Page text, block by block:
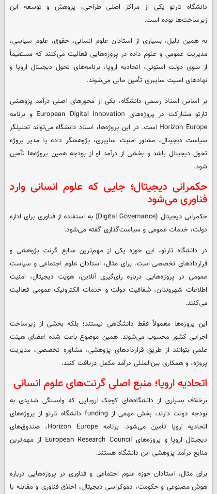
دانشگاه تارتو یکی از مراکز اصلی طراحی، پژوهش و توسعه این
زیرساخت‌ها بوده است.
به همین دلیل، بسیاری از استادان علوم انسانی، حقوق، علوم سیاسی،
مدیریت عمومی و علوم داده در پروژه‌هایی فعالیت می‌کنند که مستقیماً
از سوی دولت استونی، اتحادیه اروپا، برنامه‌های تحول دیجیتال اروپا و
نهادهای امنیت سایبری تأمین مالی می‌شوند.
بر اساس اسناد رسمی دانشگاه، یکی از محورهای اصلی درآمد پژوهشی
تارتو مشارکت در پروژه‌های European Digital Innovation و برنامه
Horizon Europe است. در این پروژه‌ها، استاد دانشگاه می‌تواند تحلیلگر
سیاست دیجیتال، مشاور امنیت سایبری، پژوهشگر داده یا مدیر پروژه
تحول دیجیتال باشد و بخشی از درآمد او از بودجه همین پروژه‌ها تأمین
شود.
حکمرانی دیجیتال؛ جایی که علوم انسانی وارد
فناوری می‌شود
حکمرانی دیجیتال (Digital Governance) به استفاده از فناوری برای اداره
دولت، خدمات عمومی و سیاست‌گذاری گفته می‌شود.
در دانشگاه تارتو، این حوزه یکی از مهم‌ترین منابع گرنت پژوهشی و
قراردادهای تخصصی است. برای مثال، استادان علوم اجتماعی و سیاست
عمومی در پروژه‌هایی درباره رأی‌گیری آنلاین، هویت دیجیتال، امنیت
اطلاعات شهروندان، شفافیت دولت و خدمات الکترونیک عمومی فعالیت
می‌کنند.
این پروژه‌ها معمولاً فقط دانشگاهی نیستند؛ بلکه بخشی از زیرساخت
اجرایی کشور محسوب می‌شوند. همین موضوع باعث شده اعضای هیئت
علمی بتوانند از طریق قراردادهای پژوهشی، مشاوره تخصصی، مدیریت
پروژه، و همکاری بین‌المللی درآمد مکمل دریافت کنند.
اتحادیه اروپا؛ منبع اصلی گرنت‌های علوم انسانی
برخلاف بسیاری از دانشگاه‌های کوچک اروپایی که وابستگی شدیدی به
بودجه دولت دارند، بخش مهمی از funding دانشگاه تارتو از پروژه‌های
اتحادیه اروپا تأمین می‌شود. برنامه Horizon Europe، صندوق‌های
دیجیتال اروپا و پروژه‌های European Research Council از مهم‌ترین
منابع درآمد پژوهشی این دانشگاه هستند.
برای مثال، استادان حوزه علوم اجتماعی و فناوری در پروژه‌هایی درباره
هوش مصنوعی و حکومت، دموکراسی دیجیتال، اخلاق فناوری و مقابله با